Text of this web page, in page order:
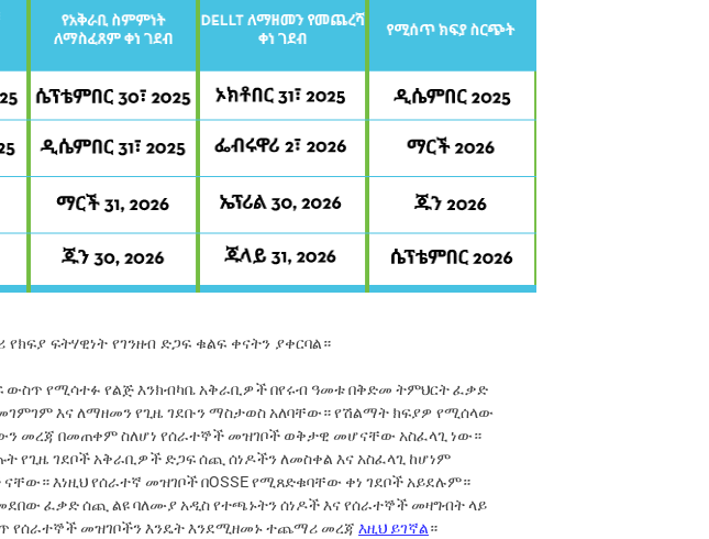
ፍትሃዊነት የገንዘብ ድጋፍ ቁልፍ ቀናትን ያቀርባል።
ውስጥ የሚሳተፉ የልጅ እንክብካቤ አቅራቢዎች በየሩብ ዓመቱ በቅድመ ትምህርት ፈቃድ
እና ለማዘመን የጊዜ ገደቡን ማስታወስ አለባቸው። የሽልማት ክፍያዎ የሚሰላው
መረጃ በመጠቀም ስለሆነ የሰራተኞች መዝገቦች ወቅታዊ መሆናቸው አስፈላጊ ነው።
የጊዜ ገደቦች አቅራቢዎች ድጋፍ ሰጪ ሰነዶችን ለመስቀል እና አስፈላጊ ከሆነም
እነዚህ የሰራተኛ መዝገቦች በOSSE የሚጸድቁባቸው ቀነ ገደቦች አይደሉም።
ፈቃድ ሰጪ ልዩ ባለሙያ አዲስ የተጫኑትን ሰነዶች እና የሰራተኞች መዛግብት ላይ
የሰራተኞች መዝገቦችን እንዴት እንደሚዘመኑ ተጨማሪ መረጃ እዚህ ይገኛል።